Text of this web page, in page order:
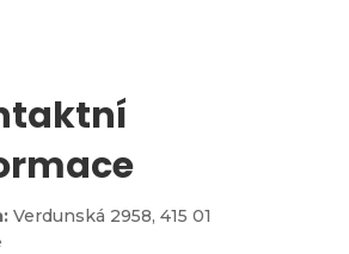
Verdunská 2958, 415 01